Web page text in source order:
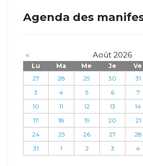
Agenda des
« Août 2026
Lu Ma Me Je Ve
27
28 29 30 31
3
4 5 6 7
10
11 12 13 14
17
18 19 20 21
24
25 26 27 28
31
1 2 3 4